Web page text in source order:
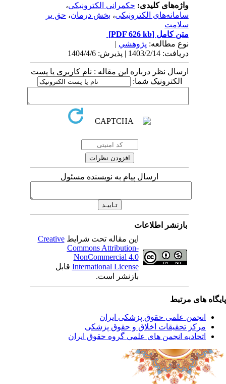
واژه‌های کلیدی:حکمرانی الکترونیکی،
سامانه‌های الکترونیکی،بخش درمان،حق بر
سلامت
متن کامل[PDF 626 kb]
نوع مطالعه:پژوهشي|
دریافت: 1403/2/14 | پذیرش: 1404/4/6
ارسال نظر درباره این مقاله : نام کاربری یا پست
الکترونیک شما:
ارسال پیام به نویسنده مسئول
بازنشر اطلاعات
این مقاله تحت شرایطCreative
Commons Attribution-
NonCommercial 4.0
International Licenseقابل
بازنشر است.
های مرتبط
انجمن علمی حقوق پزشکی ایران
مرکز تحقیقات اخلاق و حقوق پزشکی
اتحادیه انجمن های علمی گروه حقوق ایران